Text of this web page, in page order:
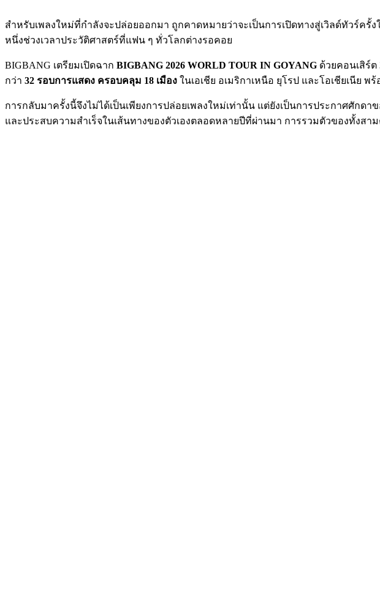
สำหรับเพลงใหม่ที่กำลังจะปล่อยออกมา ถูกคาดหมายว่าจะเป็นการเปิดทางสู่เวิลด์ทัวร์ค
หนึ่งช่วงเวลาประวัติศาสตร์ที่แฟน ๆ ทั่วโลกต่างรอคอย
BIGBANG เตรียมเปิดฉาก BIGBANG 2026 WORLD TOUR IN GOYANG ด้วยคอนเสิร์ต
กว่า 32 รอบการแสดง ครอบคลุม 18 เมือง ในเอเชีย อเมริกาเหนือ ยุโรป และโอเชียเนีย
การกลับมาครั้งนี้จึงไม่ได้เป็นเพียงการปล่อยเพลงใหม่เท่านั้น แต่ยังเป็นการประกาศศัก
และประสบความสำเร็จในเส้นทางของตัวเองตลอดหลายปีที่ผ่านมา การรวมตัวของทั้งส